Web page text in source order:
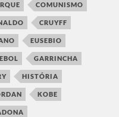
COMUNISMO
CRUYFF
EUSEBIO
GARRINCHA
HISTÓRIA
KOBE